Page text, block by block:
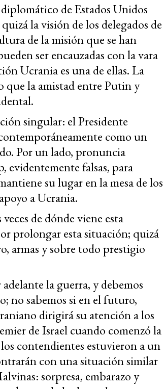
de Estados Unidos
la visión de los delegados de
de la misión que se han
ser encauzadas con la vara
Ucrania es una de ellas. La
que la amistad entre Putin y
singular: el Presidente
como un
Por un lado, pronuncia
evidentemente falsas, para
su lugar en la mesa de los
a Ucrania.
de dónde viene esta
prolongar esta situación; quizá
armas y sobre todo prestigio
la guerra, y debemos
no sabemos si en el futuro,
dirigirá su atención a los
de Israel cuando comenzó la
contendientes estuvieron a un
con una situación similar
sorpresa, embarazo y